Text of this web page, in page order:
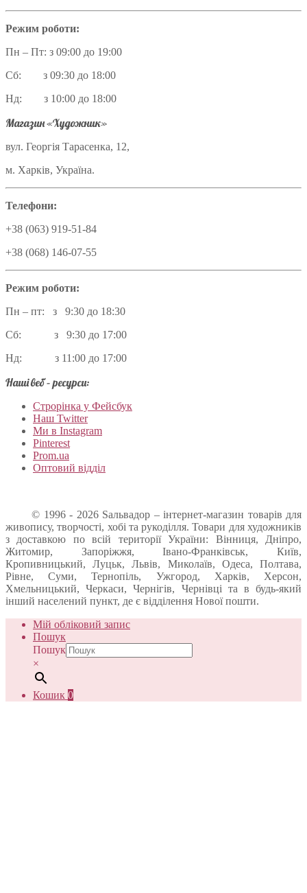
Режим роботи:
Пн – Пт: з 09:00 до 19:00
Сб: з 09:30 до 18:00
Нд: з 10:00 до 18:00
Магазин «Художник»
вул. Георгія Тарасенка, 12,
м. Харків, Україна.
Телефони:
+38 (063) 919-51-84
+38 (068) 146-07-55
Режим роботи:
Пн – пт: з 9:30 до 18:30
Сб: з 9:30 до 17:00
Нд: з 11:00 до 17:00
Наші веб – ресурси:
Строрінка у Фейсбук
Наш Twitter
Ми в Instagram
Pinterest
Prom.ua
Оптовий відділ
© 1996 - 2026 Sальвадор – інтернет-магазин товарів для
живопису, творчості, хобі та рукоділля. Товари для художників
з доставкою по всій території України: Вінниця, Дніпро,
Житомир, Запоріжжя, Івано-Франківськ, Київ,
Кропивницький, Луцьк, Львів, Миколаїв, Одеса, Полтава,
Рівне, Суми, Тернопіль, Ужгород, Харків, Херсон,
Хмельницький, Черкаси, Чернігів, Чернівці та в будь-який
інший населений пункт, де є відділення Нової пошти.
Мій обліковий запис
Пошук
Пошук
×
Кошик 0